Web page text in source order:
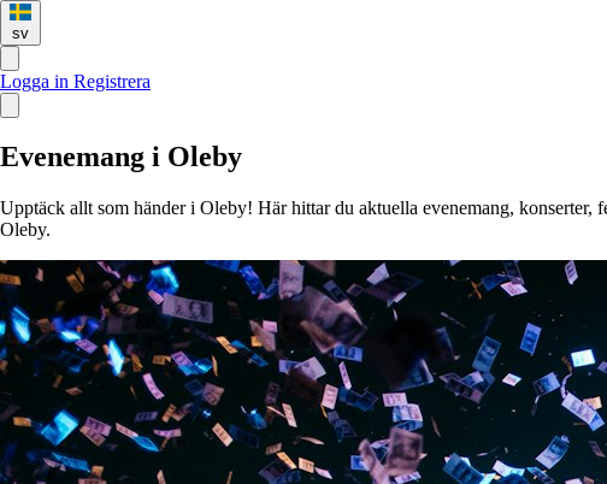
sv
Logga in Registrera
Evenemang i Oleby
Upptäck allt som händer i Oleby! Här hittar du aktuella evenemang, konserter,
Oleby.